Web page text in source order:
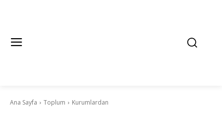
Ana Sayfa Toplum Kurumlardan